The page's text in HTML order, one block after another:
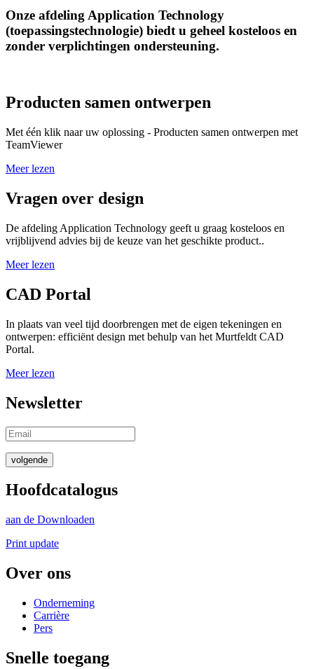
Onze afdeling Application Technology
(toepassingstechnologie) biedt u geheel kosteloos en
zonder verplichtingen ondersteuning.
Producten samen ontwerpen
Met één klik naar uw oplossing - Producten samen ontwerpen met
TeamViewer
Meer lezen
Vragen over design
De afdeling Application Technology geeft u graag kosteloos en
vrijblijvend advies bij de keuze van het geschikte product..
Meer lezen
CAD Portal
In plaats van veel tijd doorbrengen met de eigen tekeningen en
ontwerpen: efficiënt design met behulp van het Murtfeldt CAD
Portal.
Meer lezen
Newsletter
volgende
Hoofdcatalogus
aan de Downloaden
Print update
Over ons
Onderneming
Carrière
Pers
Snelle toegang